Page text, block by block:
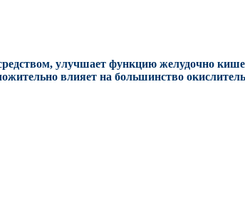
улучшает функцию желудочно
влияет на большинство